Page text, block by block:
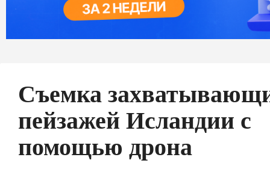
Съемка
пейзажей Исландии с
помощью дрона